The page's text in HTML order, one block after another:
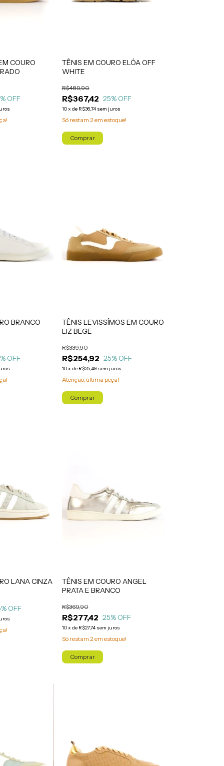
COURO
% OFF
TÊNIS EM COURO ELÓA OFF
WHITE
R$367,42
R$489,90
25% OFF
10x de R$36,74 sem juros
Só restam 2em estoque!
Comprar
BRANCO
% OFF
TÊNIS LEVISSÍMOS EM COURO
LIZ BEGE
R$254,92
R$339,90
25% OFF
10x de R$25,49 sem juros
Atenção, última peça!
Comprar
LANA CINZA
% OFF
TÊNIS EM COURO ANGEL
PRATA E BRANCO
R$277,42
R$369,90
25% OFF
10x de R$27,74 sem juros
Só restam 2 em estoque!
Comprar